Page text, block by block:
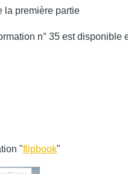
la première partie
n° 35 est disponible
"flipbook"